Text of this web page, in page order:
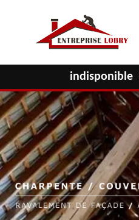
indisponible